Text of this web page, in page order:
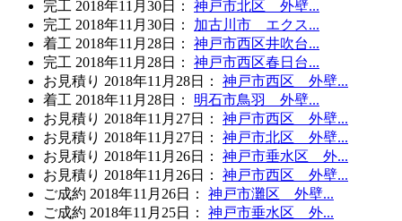
完工 2018年11月30日 ：
神戸市北区 外壁...
完工 2018年11月30日 ：
加古川市 エクス...
着工 2018年11月28日 ：
神戸市西区井吹台...
完工 2018年11月28日 ：
神戸市西区春日台...
お見積り 2018年11月28日 ：
神戸市西区 外壁...
着工 2018年11月28日 ：
明石市鳥羽 外壁...
お見積り 2018年11月27日 ：
神戸市西区 外壁...
お見積り 2018年11月27日 ：
神戸市北区 外壁...
お見積り 2018年11月26日 ：
神戸市垂水区 外...
お見積り 2018年11月26日 ：
神戸市西区 外壁...
ご成約 2018年11月26日 ：
神戸市灘区 外壁...
ご成約 2018年11月25日 ：
神戸市垂水区 外...